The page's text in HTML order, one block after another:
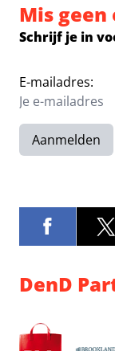
Mis
Schrijf je in
E-mailadres:
Aanmelden
DenD